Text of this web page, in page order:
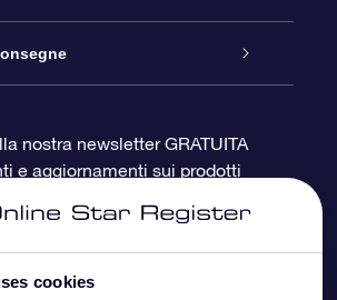
cookies
OSR
Stars
di Pagamento
nostra newsletter GRATUITA
e aggiornamenti sui prodotti